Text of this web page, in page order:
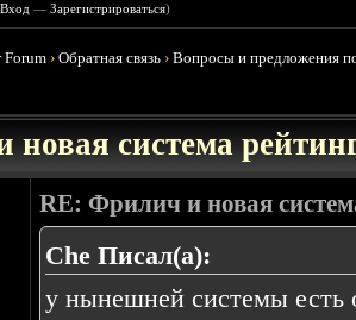
Вход —Зарегистрироваться)
Forum ›Обратная связь ›Вопросы и предложения
новая система
RE: Фрилич и новая
Che Писал(а):
у нынешней системы есть